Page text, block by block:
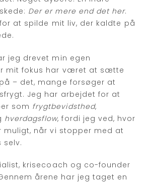
Der er mere end det her.
at spilde mit liv, der kaldte på
jeg drevet min egen
mit fokus har været at sætte
– det, mange forsøger at
Jeg har arbejdet for at
som frygtbevidsthed,
hverdagsflow, fordi jeg ved, hvor
muligt, når vi stopper med at
krisecoach og co-founder
årene har jeg taget en